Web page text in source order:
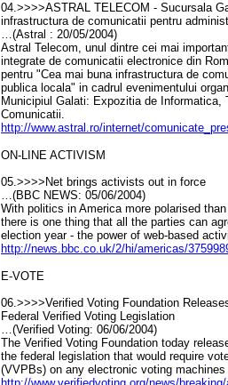
04.>>>>ASTRAL TELECOM - Sucursala
infrastructura de comunicatii pentru
…(Astral : 20/05/2004)
Astral Telecom, unul dintre cei mai
integrate de comunicatii electronice din
pentru "Cea mai buna infrastructura de
publica locala" in cadrul evenimentului
Municipiul Galati: Expozitia de Informatica,
Comunicatii.
http://www.astral.ro/internet/
ON-LINE ACTIVISM
05.>>>>Net brings activists out in force
…(BBC NEWS: 05/06/2004)
With politics in America more polarised
there is one thing that all the parties can
election year - the power of web-based
http://news.bbc.co.uk/2/hi/americas/
E-VOTE
06.>>>>Verified Voting Foundation
Federal Verified Voting Legislation
…(Verified Voting: 06/06/2004)
The Verified Voting Foundation today
the federal legislation that would require
(VVPBs) on any electronic voting